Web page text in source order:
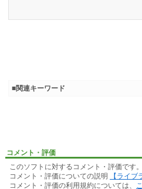
コメント・評価
このソフトに対するコメント・評価です。
コメント・評価についての説明
【ライブ
コメント・評価の利用規約については、
■関連キーワード